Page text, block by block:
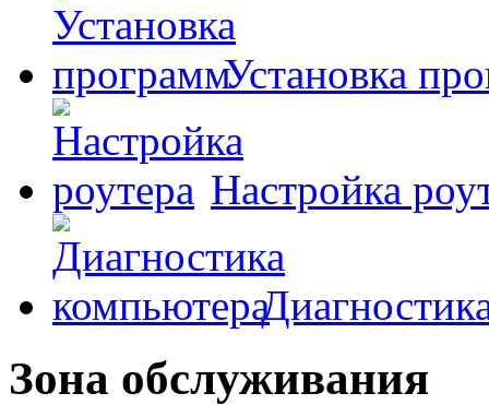
Установка
Настройка
Зона обслуживания